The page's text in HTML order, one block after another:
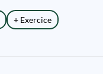
+ Exercice